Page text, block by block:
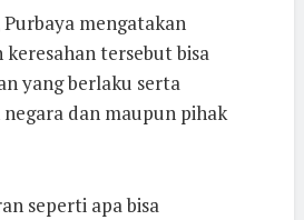
mengatakan
tersebut bisa
yang berlaku serta
dan maupun pihak
seperti apa bisa